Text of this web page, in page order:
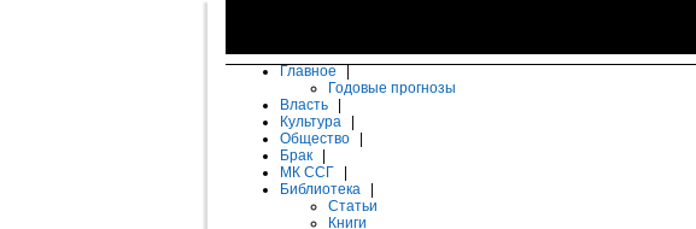
Главное
Годовые прогнозы
Власть
Культура
Общество
Брак
МК ССГ
Библиотека
Статьи
Книги